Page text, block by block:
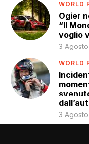
WORLD
Ogier
“Il
voglio
3
WORLD
3